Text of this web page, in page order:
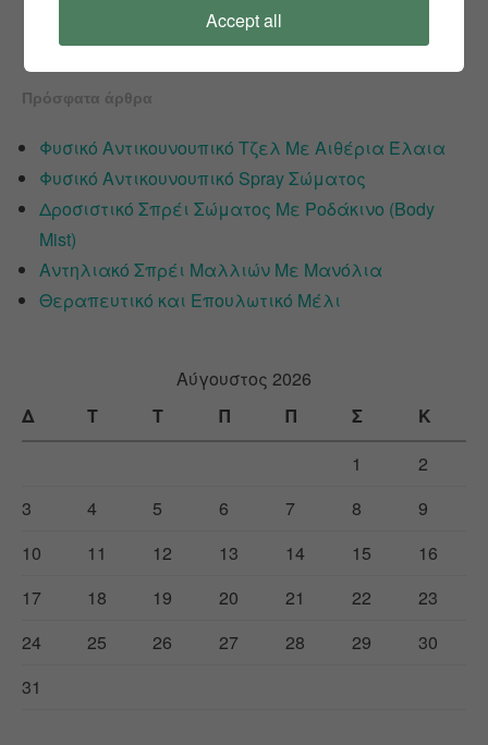
Πρόσφατα άρθρα
Φυσικό Αντικουνουπικό Τζελ Με Αιθέρια Έλαια
Φυσικό Αντικουνουπικό Spray Σώματος
Δροσιστικό Σπρέι Σώματος Με Ροδάκινο (Body
Mist)
Αντηλιακό Σπρέι Μαλλιών Με Μανόλια
Θεραπευτικό και Επουλωτικό Μέλι
Αύγουστος 2026
Δ
Τ Τ Π Π Σ
Κ
1
2
3
4 5 6 7 8
9
10
11 12 13 14 15
16
17
18 19 20 21 22
23
24
25 26 27 28 29
30
31
Accept all